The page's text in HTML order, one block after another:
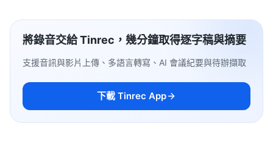
將錄音交給 Tinrec，幾分鐘取得逐字稿與摘要
支援音訊與影片上傳、多語言轉寫、AI 會議紀要與待辦擷取
下載 Tinrec App